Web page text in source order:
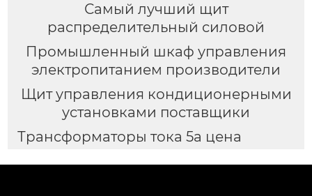
Самый лучший щит
распределительный силовой
Промышленный шкаф управления
электропитанием производители
Щит управления кондиционерными
установками поставщики
Трансформаторы тока 5а цена